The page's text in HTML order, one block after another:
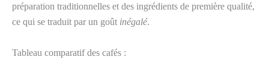
préparation traditionnelles et des ingrédients de première qualité,
ce qui se traduit par un goût inégalé.
Tableau comparatif des cafés :